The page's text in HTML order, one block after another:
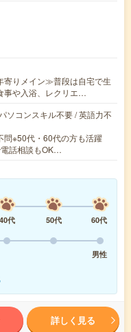
りメイン≫普段は自宅で生
事や入浴、レクリエ…
ソコンスキル不要 / 英語力不
問※50代・60代の方も活躍
話相談もOK…
40代 50代
60代
男性
詳しく見る